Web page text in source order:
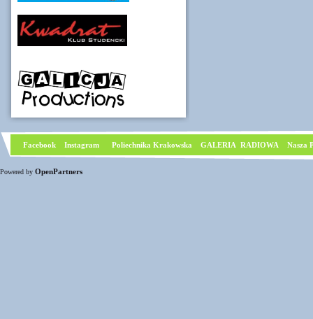
Facebook Instagram Poliechnika Krakowska GALERIA RADIOWA Nasza
Powered by OpenPartners